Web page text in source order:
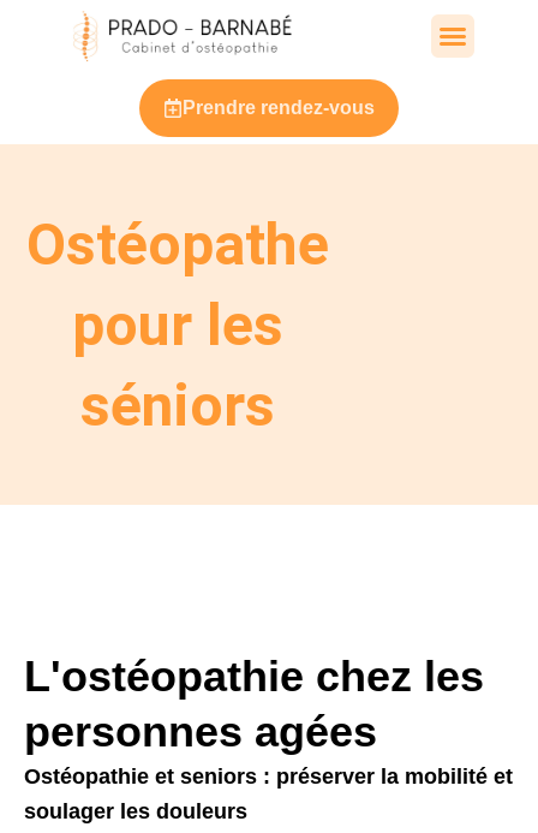
Prendre rendez-vous
Ostéopathe
pour les
séniors
L'ostéopathie chez les
personnes agées
Ostéopathie et seniors : préserver la mobilité et
soulager les douleurs